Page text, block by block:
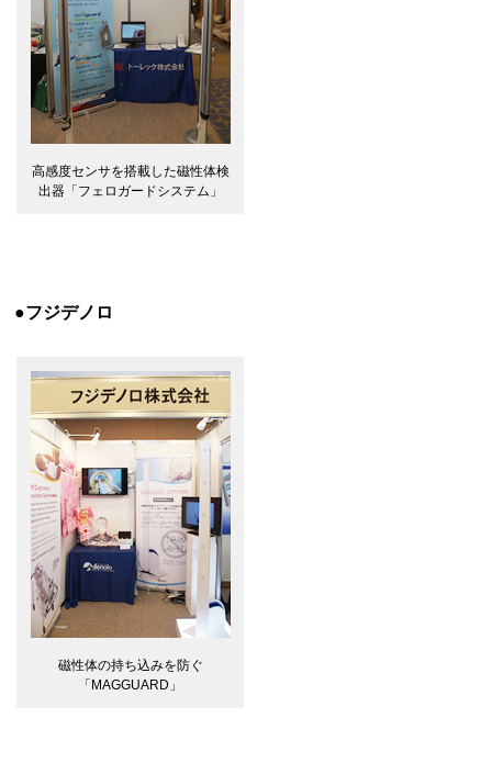
高感度センサを搭載した磁性体検
出器「フェロガードシステム」
●フジデノロ
磁性体の持ち込みを防ぐ
「MAGGUARD」